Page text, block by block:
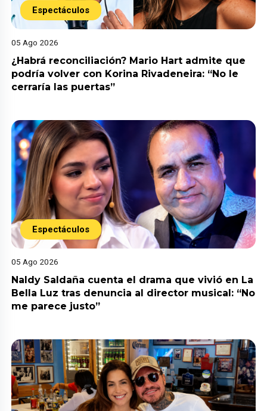
Espectáculos
05 Ago 2026
¿Habrá reconciliación? Mario Hart admite que
podría volver con Korina Rivadeneira: “No le
cerraría las puertas”
Espectáculos
05 Ago 2026
Naldy Saldaña cuenta el drama que vivió en La
Bella Luz tras denuncia al director musical: “No
me parece justo”